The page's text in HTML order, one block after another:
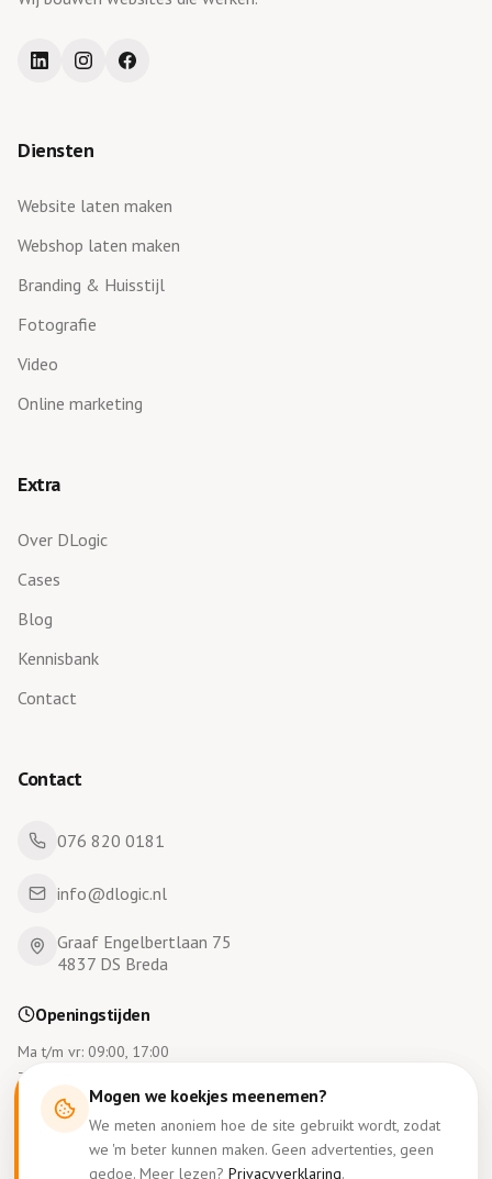
Mogen we koekjes meenemen?
We meten anoniem hoe de site gebruikt wordt, zodat
we 'm beter kunnen maken. Geen advertenties, geen
gedoe. Meer lezen? Privacyverklaring.
Diensten
Website laten maken
Webshop laten maken
Branding & Huisstijl
Fotografie
Video
Online marketing
Extra
Over DLogic
Cases
Blog
Kennisbank
Contact
Contact
076 820 0181
info@dlogic.nl
Graaf Engelbertlaan 75
4837 DS Breda
Openingstijden
Ma t/m vr: 09:00, 17:00
Za en zo gesloten